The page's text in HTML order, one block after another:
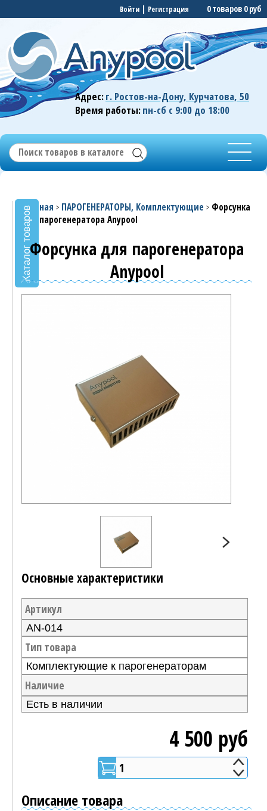
0 товаров 0 руб
Войти | Регистрация
Адрес:г. Ростов-на-Дону, Курчатова, 50
Время работы:пн-сб с 9:00 до 18:00
Каталог товаров
Главная > ПАРОГЕНЕРАТОРЫ, Комплектующие > Форсунка
для парогенератора Anypool
Форсунка для парогенератора
Anypool
Основные характеристики
Артикул
AN-014
Тип товара
Комплектующие к парогенераторам
Наличие
Есть в наличии
4 500 руб
1
Описание товара